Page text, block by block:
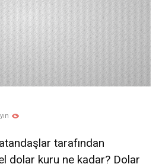
tarafından
dolar kuru ne kadar? Dolar